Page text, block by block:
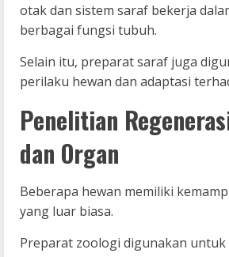
otak dan sistem saraf bekerja
berbagai fungsi tubuh.
Selain itu, preparat saraf juga
perilaku hewan dan adaptasi
Penelitian
dan Organ
Beberapa hewan memiliki
yang luar biasa.
Preparat zoologi digunakan untuk